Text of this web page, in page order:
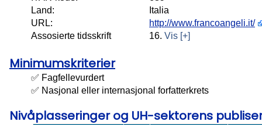
Land:
Italia
URL:
http://www.francoangeli.it/
Assosierte tidsskrift
16. Vis [+]
Minimumskriterier
✅ Fagfellevurdert
✅ Nasjonal eller internasjonal forfatterkrets
Nivåplasseringer og UH-sektorens